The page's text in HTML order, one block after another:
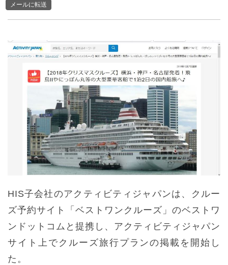
メールに転送
HIS子会社のアクティビティジャパンは、クルー
ズ予約サイト「ベストワンクルーズ」のベストワ
ンドットコムと提携し、アクティビティジャパン
サイト上でクルーズ旅行プランの掲載を開始し
た。